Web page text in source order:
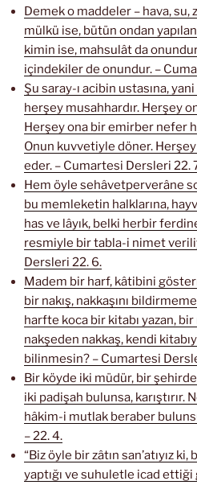
Demek o maddeler – hava, su,
mülkü ise, bütün ondan
kimin ise, mahsulât da
içindekiler de onundur. –
Şu saray-ı acibin ustasına,
herşey musahhardır. Herşey
Herşey ona bir emirber nefer
Onun kuvvetiyle döner.
eder. – Cumartesi Dersleri 22.
Hem öyle sehâvetperverâne
bu memleketin halklarına,
has ve lâyık, belki herbir
resmiyle bir tabla-i nimet
Dersleri 22. 6.
Madem bir harf, kâtibini
bir nakış, nakkaşını
harfte koca bir kitabı yazan, bir
nakşeden nakkaş, kendi
bilinmesin? – Cumartesi
Bir köyde iki müdür, bir
iki padişah bulunsa, karıştırır.
hâkim-i mutlak beraber
– 22. 4.
“Biz öyle bir zâtın san’atıyız
yaptığı ve suhuletle icad